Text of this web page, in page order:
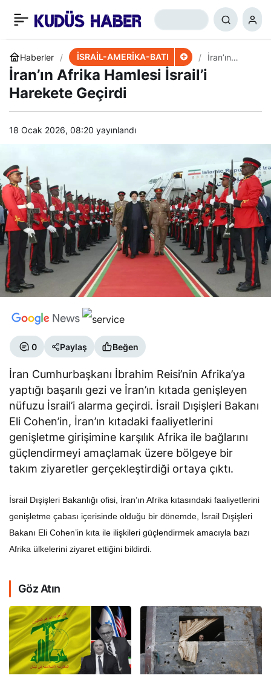
Haberler İSRAİL-AMERİKA-BATI
İran’ın
İran’ın Afrika Hamlesi İsrail’i
Harekete Geçirdi
18 Ocak 2026, 08:20 yayınlandı
0 Paylaş Beğen
İran Cumhurbaşkanı İbrahim Reisi’nin Afrika’ya
yaptığı başarılı gezi ve İran’ın kıtada genişleyen
nüfuzu İsrail’i alarma geçirdi. İsrail Dışişleri Bakanı
Eli Cohen’in, İran’ın kıtadaki faaliyetlerini
genişletme girişimine karşılık Afrika ile bağlarını
güçlendirmeyi amaçlamak üzere bölgeye bir
takım ziyaretler gerçekleştirdiği ortaya çıktı.
İsrail Dışişleri Bakanlığı ofisi, İran’ın Afrika kıtasındaki faaliyetlerini
genişletme çabası içerisinde olduğu bir dönemde, İsrail Dışişleri
Bakanı Eli Cohen’in kıta ile ilişkileri güçlendirmek amacıyla bazı
Afrika ülkelerini ziyaret ettiğini bildirdi.
Göz Atın
WSJ: ABD Firmaları
İran’dan Korkuyor
+ 0 Paylaş